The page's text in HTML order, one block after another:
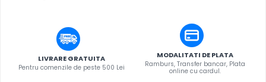
LIVRARE GRATUITA
Pentru comenzile de peste 500 Lei
MODALITATI DE PLATA
Ramburs, Transfer bancar, Plata
online cu cardul.